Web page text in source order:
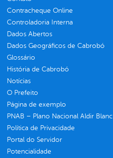
Contracheque Online
Controladoria Interna
Dados Abertos
Dados Geográficos de Cabrobó
Glossário
História de Cabrobó
Notícias
O Prefeito
Página de exemplo
PNAB – Plano Nacional Aldir Blanc
Política de Privacidade
Portal do Servidor
Potencialidade